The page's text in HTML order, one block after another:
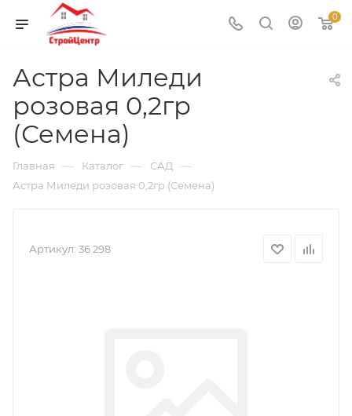
0
Астра Миледи
розовая 0,2гр
(Семена)
Главная — Каталог — САД —
Астра Миледи розовая 0,2гр (Семена)
Артикул: 36 298